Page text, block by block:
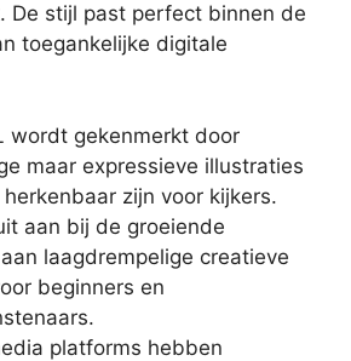
De stijl past perfect binnen de
toegankelijke digitale
wordt gekenmerkt door
maar expressieve illustraties
zijn voor kijkers.
aan bij de groeiende
laagdrempelige creatieve
beginners en
platforms hebben